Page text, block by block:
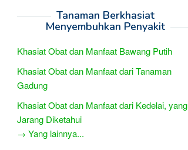
Tanaman Berkhasiat
Menyembuhkan Penyakit
Khasiat Obat dan Manfaat Bawang Putih
Khasiat Obat dan Manfaat dari Tanaman
Gadung
Khasiat Obat dan Manfaat dari Kedelai, yang
Jarang Diketahui
→ Yang lainnya...